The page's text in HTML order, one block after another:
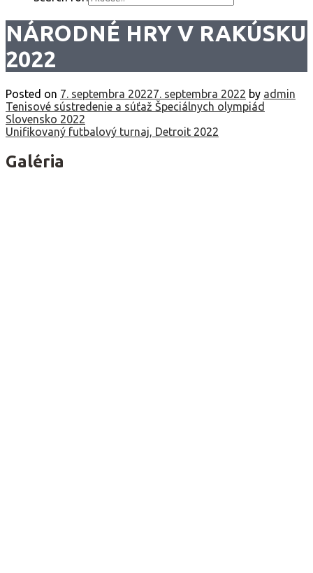
NÁRODNÉ HRY V RAKÚSKU
2022
Posted on 7. septembra 20227. septembra 2022 by admin
Navigácia
v
Tenisové sústredenie a súťaž Špeciálnych olympiád
Slovensko 2022
Unifikovaný futbalový turnaj, Detroit 2022
Galéria